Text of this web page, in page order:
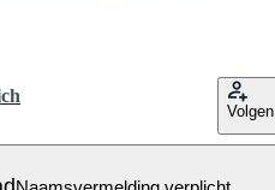
Volgen